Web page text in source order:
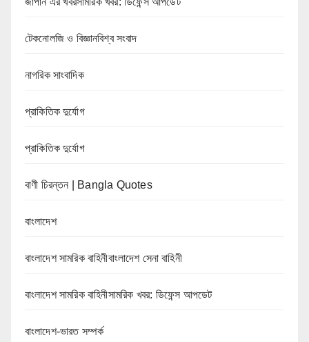
টেকনোলজি ও বিজ্ঞানবিশ্ব সংবাদ
নাগরিক সাংবাদিক
প্রাকিতিক দুর্যোগ
প্রাকিতিক দুর্যোগ
বাণী চিরন্তন | Bangla Quotes
বাংলাদেশ
বাংলাদেশ সামরিক বাহিনীবাংলাদেশ সেনা বাহিনী
বাংলাদেশ সামরিক বাহিনীসামরিক খবর: ডিফেন্স আপডেট
বাংলাদেশ-ভারত সম্পর্ক